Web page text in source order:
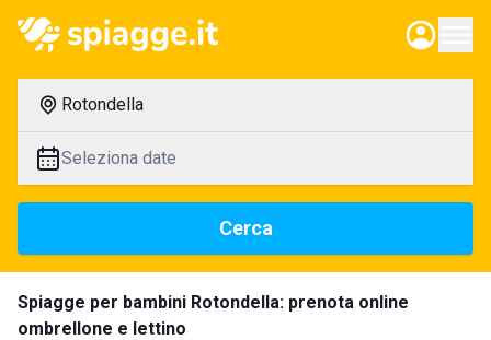
Rotondella
Seleziona date
Cerca
Spiagge per bambini Rotondella: prenota online
ombrellone e lettino